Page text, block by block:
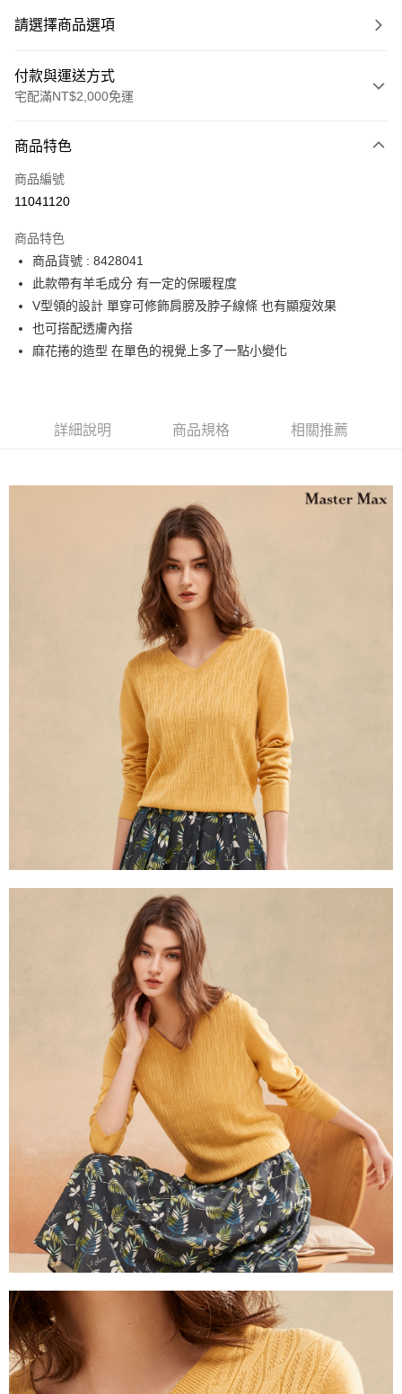
請選擇商品選項
付款與運送方式
宅配滿NT$2,000免運
信用卡一次付款
運送方式
宅配
每筆NT$90，滿NT$2,000(含以上)免運費
商品特色
商品編號
11041120
商品特色
商品貨號 : 8428041
此款帶有羊毛成分 有一定的保暖程度
V型領的設計 單穿可修飾肩膀及脖子線條 也有顯瘦效果
也可搭配透膚內搭
麻花捲的造型 在單色的視覺上多了一點小變化
詳細說明 商品規格 相關推薦